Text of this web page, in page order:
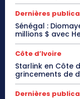
Dernières
Sénégal :
millions $ avec
Côte d’Ivoire
Starlink en Côte
grincements de
Dernières